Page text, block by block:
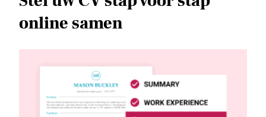
online samen